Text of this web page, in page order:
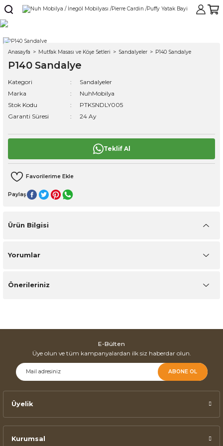
Anasayfa Mutfak Masası ve Köşe Setleri Sandalyeler P140 Sandalye
P140 Sandalye
Kategori
Sandalyeler
Marka
NuhMobilya
Stok Kodu
PTKSNDLY005
Garanti Süresi
24 Ay
Teklif Al
Paylaş
Ürün Bilgisi
Yorumlar
Önerileriniz
E-Bülten
Üye olun ve tüm kampanyalardan ilk siz haberdar olun.
ABONE OL
Üyelik
Kurumsal